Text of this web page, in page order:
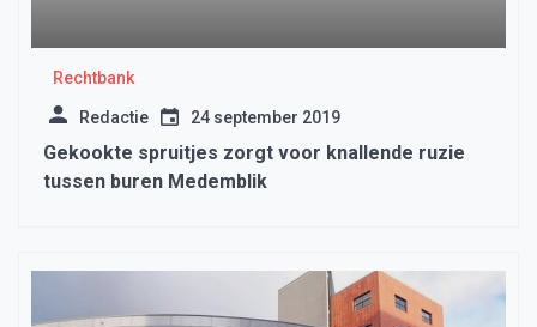
Rechtbank
Redactie 24 september 2019
Gekookte spruitjes zorgt voor knallende ruzie
tussen buren Medemblik